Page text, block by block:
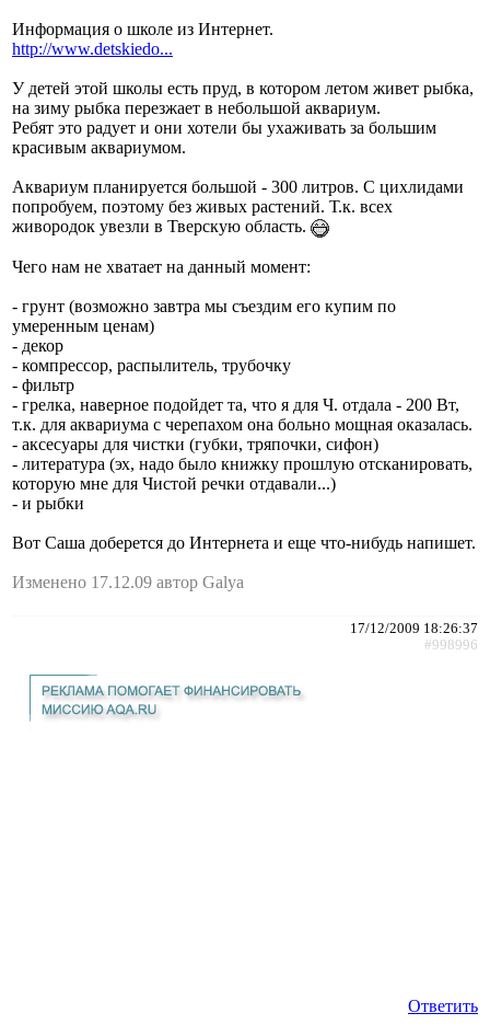
Информация о школе из Интернет.
http://www.detskiedo...
У детей этой школы есть пруд, в котором летом живет рыбка,
на зиму рыбка перезжает в небольшой аквариум.
Ребят это радует и они хотели бы ухаживать за большим
красивым аквариумом.
Аквариум планируется большой - 300 литров. С цихлидами
попробуем, поэтому без живых растений. Т.к. всех
живородок увезли в Тверскую область.
Чего нам не хватает на данный момент:
- грунт (возможно завтра мы съездим его купим по
умеренным ценам)
- декор
- компрессор, распылитель, трубочку
- фильтр
- грелка, наверное подойдет та, что я для Ч. отдала - 200 Вт,
т.к. для аквариума с черепахом она больно мощная оказалась.
- аксесуары для чистки (губки, тряпочки, сифон)
- литература (эх, надо было книжку прошлую отсканировать,
которую мне для Чистой речки отдавали...)
- и рыбки
Вот Саша доберется до Интернета и еще что-нибудь напишет.
Изменено 17.12.09 автор Galya
17/12/2009 18:26:37
#998996
Ответить